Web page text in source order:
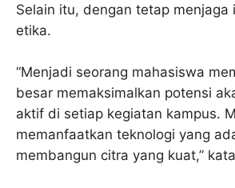
Selain itu, dengan tetap menjaga
etika.
“Menjadi seorang mahasiswa
besar memaksimalkan potensi
aktif di setiap kegiatan kampus.
memanfaatkan teknologi yang
membangun citra yang kuat,”